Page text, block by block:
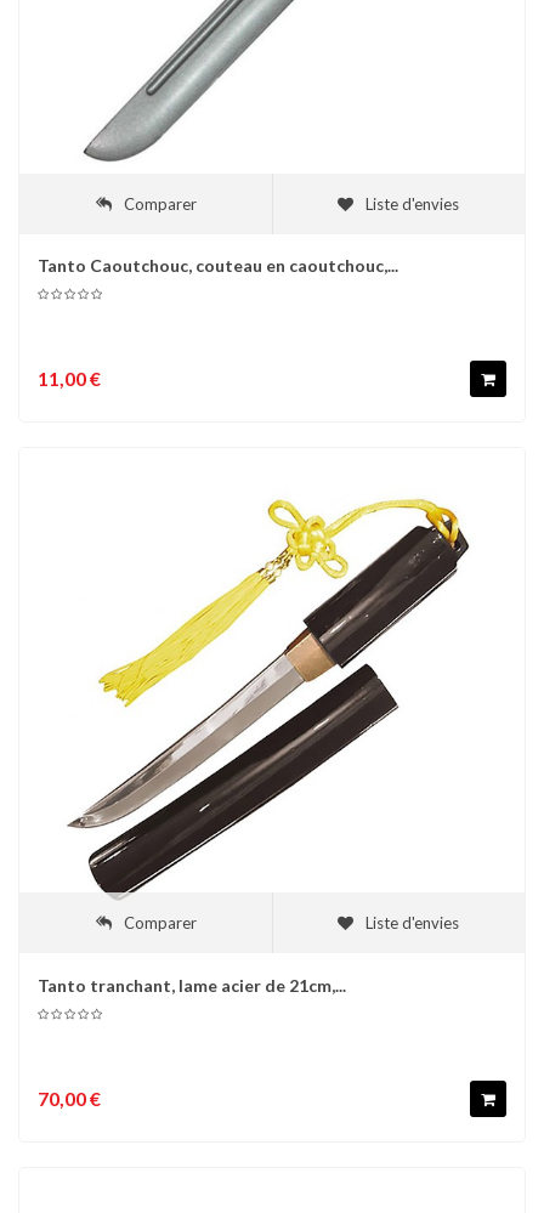
Comparer Liste d'envies
Tanto Caoutchouc, couteau en caoutchouc,...
11,00 €
Comparer Liste d'envies
Tanto tranchant, lame acier de 21cm,...
70,00 €